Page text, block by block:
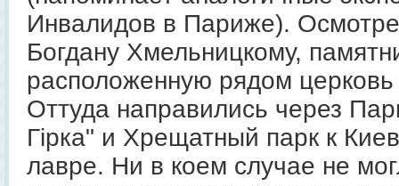
Инвалидов в Париже).
Богдану Хмельницкому,
расположенную рядом
Оттуда направились через
Гiрка" и Хрещатный парк к
лавре. Ни в коем случае не